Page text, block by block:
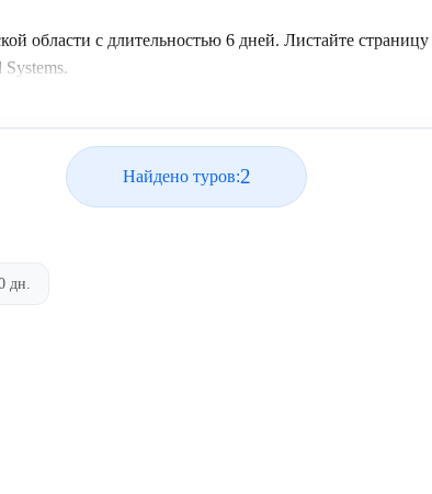
области с длительностью 6 дней. Листайте
Найдено туров:2
дн.